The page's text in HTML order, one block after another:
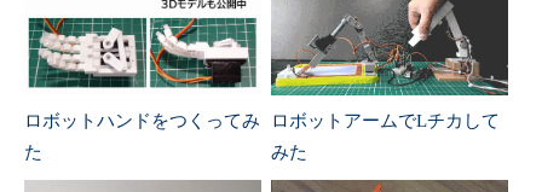
ロボットハンドをつくってみ
た
ロボットアームでLチカして
みた